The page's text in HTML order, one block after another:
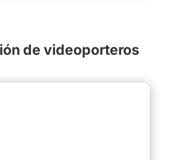
de videoporteros